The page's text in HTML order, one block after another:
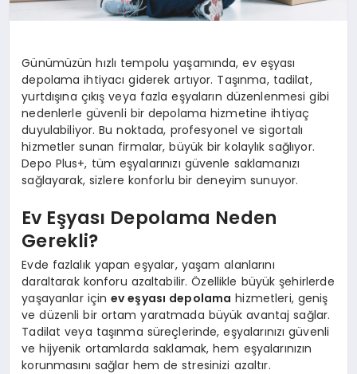
Günümüzün hızlı tempolu yaşamında, ev eşyası
depolama ihtiyacı giderek artıyor. Taşınma, tadilat,
yurtdışına çıkış veya fazla eşyaların düzenlenmesi gibi
nedenlerle güvenli bir depolama hizmetine ihtiyaç
duyulabiliyor. Bu noktada, profesyonel ve sigortalı
hizmetler sunan firmalar, büyük bir kolaylık sağlıyor.
Depo Plus+, tüm eşyalarınızı güvenle saklamanızı
sağlayarak, sizlere konforlu bir deneyim sunuyor.
Ev Eşyası Depolama Neden
Gerekli?
Evde fazlalık yapan eşyalar, yaşam alanlarını
daraltarak konforu azaltabilir. Özellikle büyük şehirlerde
yaşayanlar içinev eşyası depolama hizmetleri, geniş
ve düzenli bir ortam yaratmada büyük avantaj sağlar.
Tadilat veya taşınma süreçlerinde, eşyalarınızı güvenli
ve hijyenik ortamlarda saklamak, hem eşyalarınızın
korunmasını sağlar hem de stresinizi azaltır.